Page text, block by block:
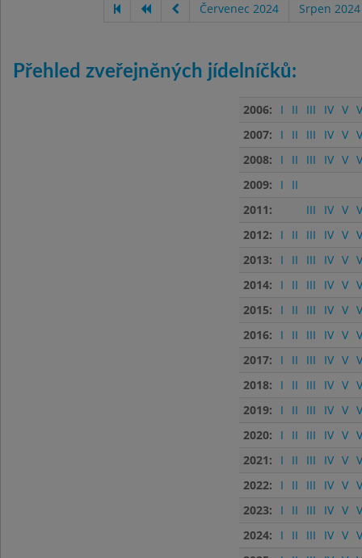
Červenec 2024 Srpen 2024
Přehled zveřejněných jídelníčků:
2006: I II III IV V
2007:
I II III IV V
2008:
I II III IV V
2009:
I
II
2011:
III IV V
2012:
I II III IV V
2013:
I II III IV V
2014:
I II III IV V
2015:
I II III IV V
2016:
I II III IV V
2017:
I II III IV V
2018:
I II III IV V
2019:
I II III IV V
2020:
I II III IV V
2021:
I II III IV V
2022:
I II III IV V
2023:
I II III IV V
2024:
I II III IV V